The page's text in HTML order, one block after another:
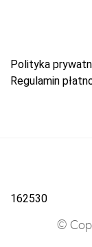
Polityka
Regulamin
162530
©